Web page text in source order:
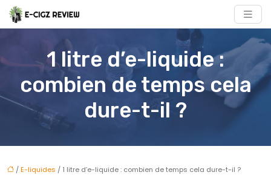
1 litre d’e-liquide :
combien de temps cela
dure-t-il ?
/E-liquides / 1 litre d’e-liquide : combien de temps cela dure-t-il ?